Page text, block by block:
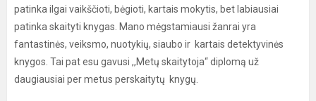
patinka ilgai vaikščioti, bėgioti, kartais mokytis, bet labiausiai
patinka skaityti knygas. Mano mėgstamiausi žanrai yra
fantastinės, veiksmo, nuotykių, siaubo ir kartais detektyvinės
knygos. Tai pat esu gavusi ,,Metų skaitytoja“ diplomą už
daugiausiai per metus perskaitytų knygų.